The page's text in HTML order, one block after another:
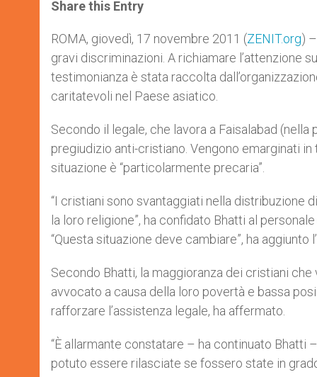
s
p
p
e
g
e
r
b
o
k
r
Share this Entry
ROMA, giovedì, 17 novembre 2011 (ZENIT.org)
gravi discriminazioni. A richiamare l’attenzione
testimonianza è stata raccolta
caritatevoli nel Paese asiatico.
Secondo il legale, che lavora a Faisalabad
pregiudizio anti-cristiano. Vengono emarginati
situazione è “particolarmente precaria”.
“I cristiani sono svantaggiati nella
la loro religione”, ha confidato Bhatti al
“Questa situazione deve cambiare”, ha aggiunto
Secondo Bhatti, la maggioranza dei cristiani
avvocato a causa della loro povertà e bassa
rafforzare l’assistenza legale, ha affermato.
“È allarmante constatare – ha continuato
potuto essere rilasciate se fossero state in